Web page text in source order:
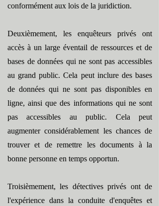
conformément aux lois de la juridiction.
Deuxièmement, les enquêteurs privés ont
accès à un large éventail de ressources et de
bases de données qui ne sont pas accessibles
au grand public. Cela peut inclure des bases
de données qui ne sont pas disponibles en
ligne, ainsi que des informations qui ne sont
pas accessibles au public. Cela peut
augmenter considérablement les chances de
trouver et de remettre les documents à la
bonne personne en temps opportun.
Troisièmement, les détectives privés ont de
l'expérience dans la conduite d'enquêtes et